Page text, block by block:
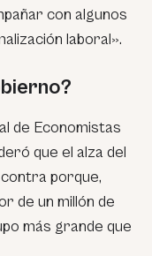
con algunos
laboral».
de Economistas
que el alza del
porque,
de un millón de
más grande que